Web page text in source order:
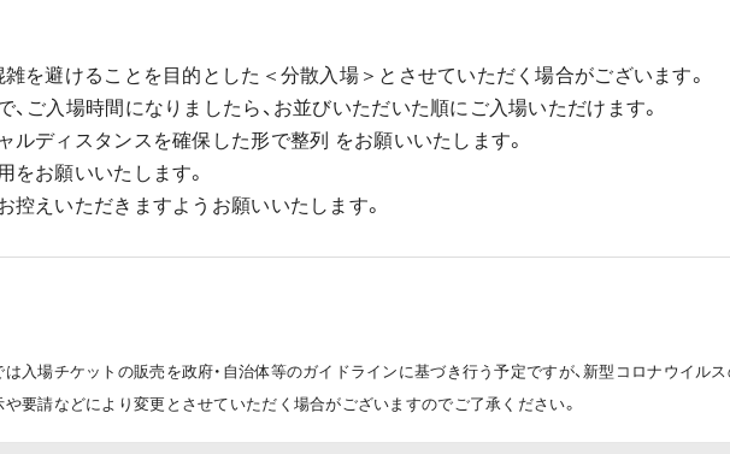
を避けることを目的とした＜分散入場＞とさせていただく場合がございます。
ご入場時間になりましたら、お並びいただいた順にご入場いただけます。
ルディスタンスを確保した形で整列 をお願いいたします。
お願いいたします。
えいただきますようお願いいたします。
入場チケットの販売を政府・自治体等のガイドラインに基づき行う予定ですが、新型コロナウイル
要請などにより変更とさせていただく場合がございますのでご了承ください。